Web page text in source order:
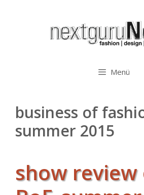
Menü
business of
summer 2015
show review